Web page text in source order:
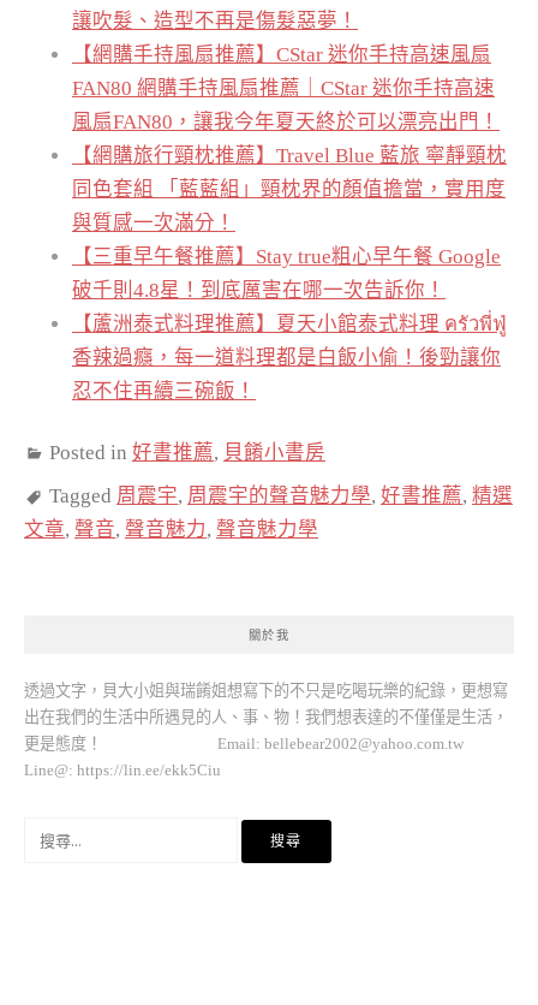
讓吹髮、造型不再是傷髮惡夢！
【網購手持風扇推薦】CStar 迷你手持高速風扇
FAN80 網購手持風扇推薦｜CStar 迷你手持高速
風扇FAN80，讓我今年夏天終於可以漂亮出門！
【網購旅行頸枕推薦】Travel Blue 藍旅 寧靜頸枕
同色套組 「藍藍組」頸枕界的顏值擔當，實用度
與質感一次滿分！
【三重早午餐推薦】Stay true粗心早午餐 Google
破千則4.8星！到底厲害在哪一次告訴你！
【蘆洲泰式料理推薦】夏天小館泰式料理 ครัวพี่ฟู่
香辣過癮，每一道料理都是白飯小偷！後勁讓你
忍不住再續三碗飯！
Posted in 好書推薦, 貝餚小書房
Tagged 周震宇, 周震宇的聲音魅力學, 好書推薦, 精選
文章, 聲音, 聲音魅力, 聲音魅力學
關於我
透過文字，貝大小姐與瑞餚姐想寫下的不只是吃喝玩樂的紀錄，更想寫
出在我們的生活中所遇見的人、事、物！我們想表達的不僅僅是生活，
更是態度！ Email: bellebear2002@yahoo.com.tw
Line@: https://lin.ee/ekk5Ciu